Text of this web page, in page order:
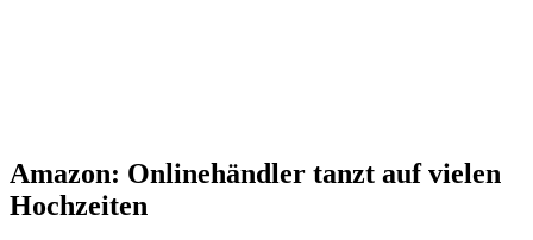
Amazon: Onlinehändler tanzt auf vielen
Hochzeiten